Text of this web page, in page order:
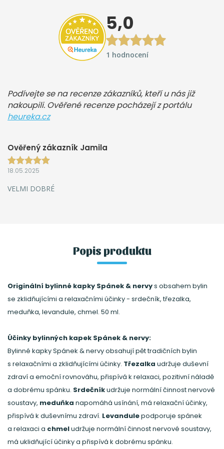
5,0
1 hodnocení
Podívejte se na recenze zákazníků, kteří u nás již
nakoupili. Ověřené recenze pocházejí z portálu
heureka.cz
Ověřený zákazník Jamila
18.05.2025
VELMI DOBRÉ
Popis produktu
Originální bylinné kapky Spánek & nervys obsahem bylin
se zklidňujícími a relaxačními účinky - srdečník, třezalka,
meduňka, levandule, chmel. 50 ml.
Účinky bylinných kapek Spánek & nervy:
Bylinné kapky Spánek & nervy obsahují pět tradičních bylin
s relaxačními a zklidňujícími účinky. Třezalka udržuje duševní
zdraví a emoční rovnováhu, přispívá k relaxaci, pozitivní náladě
a dobrému spánku. Srdečníkudržuje normální činnost nervové
soustavy, meduňka napomáhá usínání, má relaxační účinky,
přispívá k duševnímu zdraví. Levandulepodporuje spánek
a relaxaci a chmeludržuje normální činnost nervové soustavy,
má uklidňující účinky a přispívá k dobrému spánku.